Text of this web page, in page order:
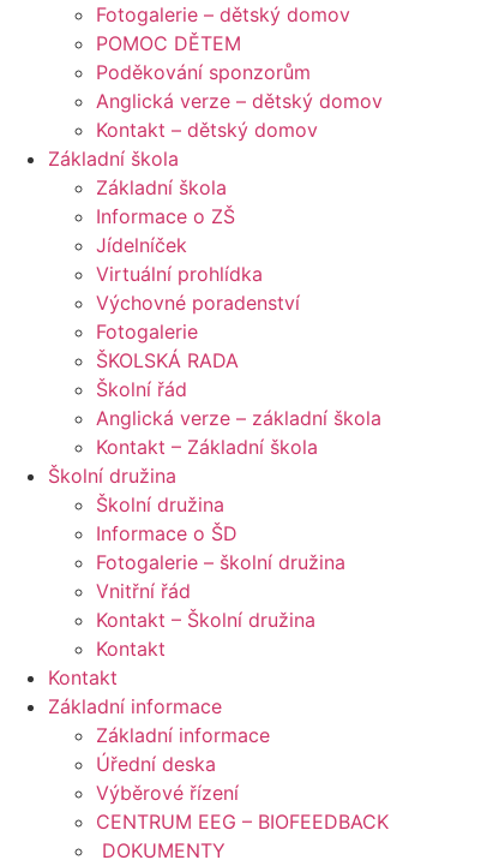
Fotogalerie – dětský domov
POMOC DĚTEM
Poděkování sponzorům
Anglická verze – dětský domov
Kontakt – dětský domov
Základní škola
Základní škola
Informace o ZŠ
Jídelníček
Virtuální prohlídka
Výchovné poradenství
Fotogalerie
ŠKOLSKÁ RADA
Školní řád
Anglická verze – základní škola
Kontakt – Základní škola
Školní družina
Školní družina
Informace o ŠD
Fotogalerie – školní družina
Vnitřní řád
Kontakt – Školní družina
Kontakt
Kontakt
Základní informace
Základní informace
Úřední deska
Výběrové řízení
CENTRUM EEG – BIOFEEDBACK
DOKUMENTY